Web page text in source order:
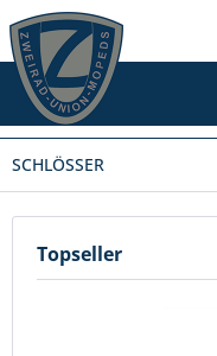
SCHLÖSSER
Topseller